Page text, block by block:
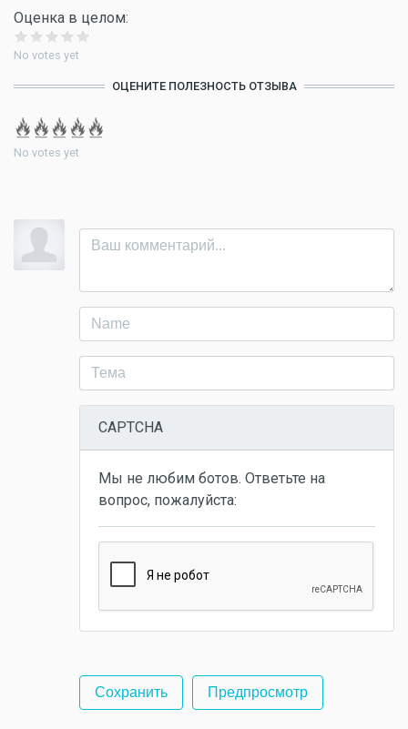
Оценка в целом:
No votes yet
ОЦЕНИТЕ ПОЛЕЗНОСТЬ ОТЗЫВА
No votes yet
CAPTCHA
Мы не любим ботов. Ответьте на
вопрос, пожалуйста: